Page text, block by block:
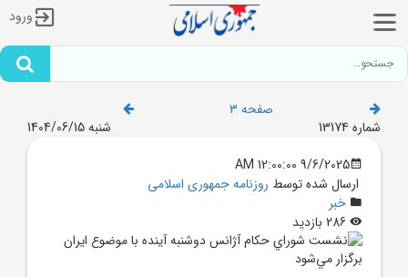
ورود
صفحه 3
شماره 13174
شنبه 1404/06/15
9/6/2025 12:00:00 AM
ارسال شده توسط روزنامه جمهوری اسلامی
خبر